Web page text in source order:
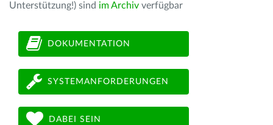
Unterstützung!) sind im Archiv verfügbar
DOKUMENTATION
SYSTEMANFORDERUNGEN
DABEI SEIN